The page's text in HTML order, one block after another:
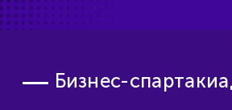
Бизнес-